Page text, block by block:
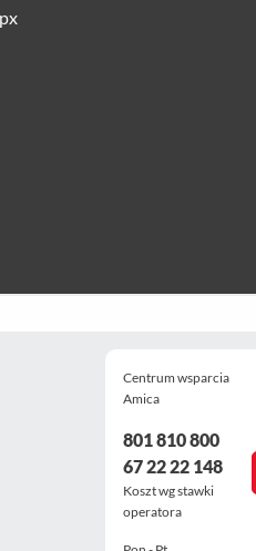
Centrum wsparcia
Amica
801 810 800
67 22 22 148
Koszt wg stawki
operatora